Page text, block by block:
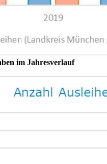
im Jahresverlauf